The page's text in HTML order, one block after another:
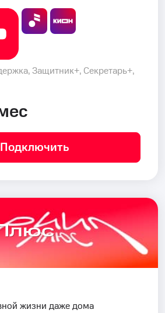
Защитник+, Секретарь+,
Подключить
жизни даже дома